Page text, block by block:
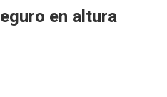
en altura